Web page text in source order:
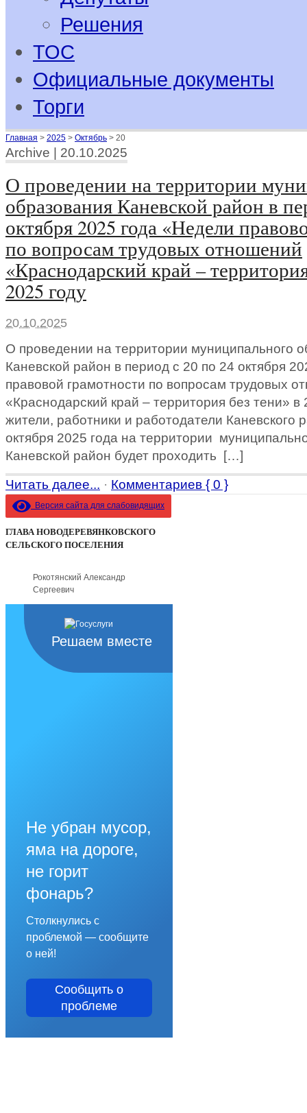
Решения
ТОС
Официальные документы
Торги
Главная > 2025 > Октябрь > 20
Archive | 20.10.2025
О проведении на территории
образования Каневской район в
октября 2025 года «Недели
по вопросам трудовых отношений
«Краснодарский край –
2025 году
20.10.2025
О проведении на территории муниципального
Каневской район в период с 20 по 24 октября
правовой грамотности по вопросам трудовых
«Краснодарский край – территория без тени»
жители, работники и работодатели Каневского
октября 2025 года на территории
Каневской район будет проходить […]
Читать далее... · Комментариев { 0 }
Версия сайта для слабовидящих
ГЛАВА НОВОДЕРЕВЯНКОВСКОГО
СЕЛЬСКОГО ПОСЕЛЕНИЯ
Рокотянский Александр
Сергеевич
Решаем вместе
Не убран мусор,
яма на дороге,
не горит
фонарь?
Столкнулись с
проблемой — сообщите
о ней!
Сообщить о
проблеме